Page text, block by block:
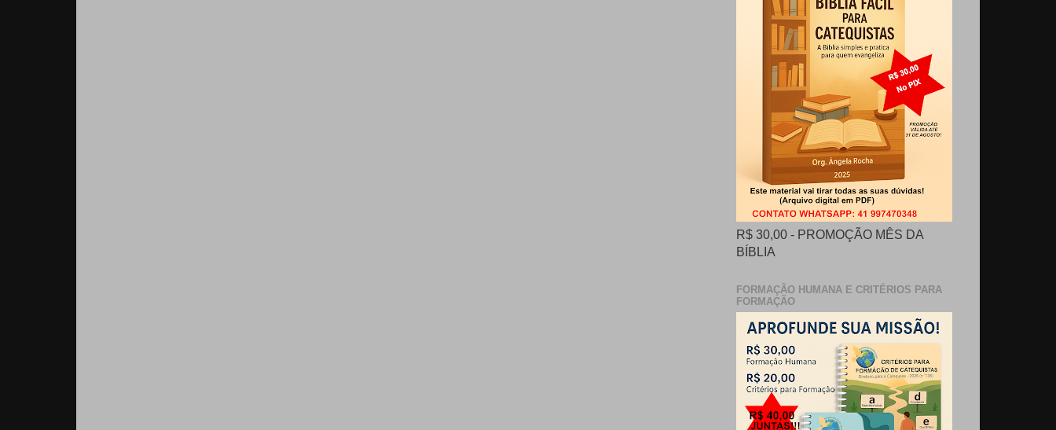
R$ 30,00 - PROMOÇÃO MÊS DA
BÍBLIA
FORMAÇÃO HUMANA E CRITÉRIOS PARA
FORMAÇÃO